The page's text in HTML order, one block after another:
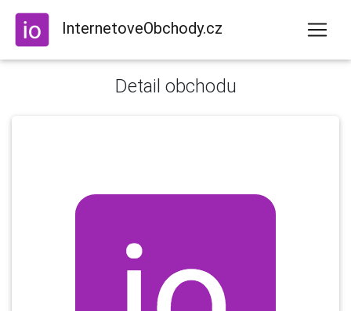
InternetoveObchody.cz
Detail obchodu